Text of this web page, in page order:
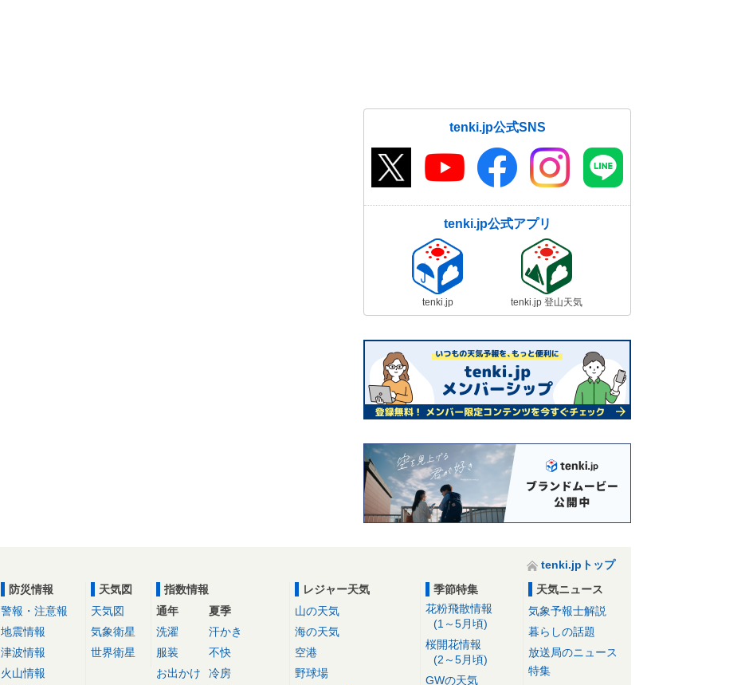
tenki.jp公式SNS
tenki.jp公式アプリ
tenki.jp tenki.jp 登山天気
tenki.jpトップ
防災情報
警報・注意報
地震情報
津波情報
火山情報
天気図
天気図
気象衛星
世界衛星
指数情報
通年
洗濯
服装
お出かけ
夏季
汗かき
不快
冷房
レジャー天気
山の天気
海の天気
空港
野球場
季節特集
花粉飛散情報
(1～5月頃)
桜開花情報
(2～5月頃)
GWの天気
天気ニュース
気象予報士解説
暮らしの話題
放送局のニュース
特集